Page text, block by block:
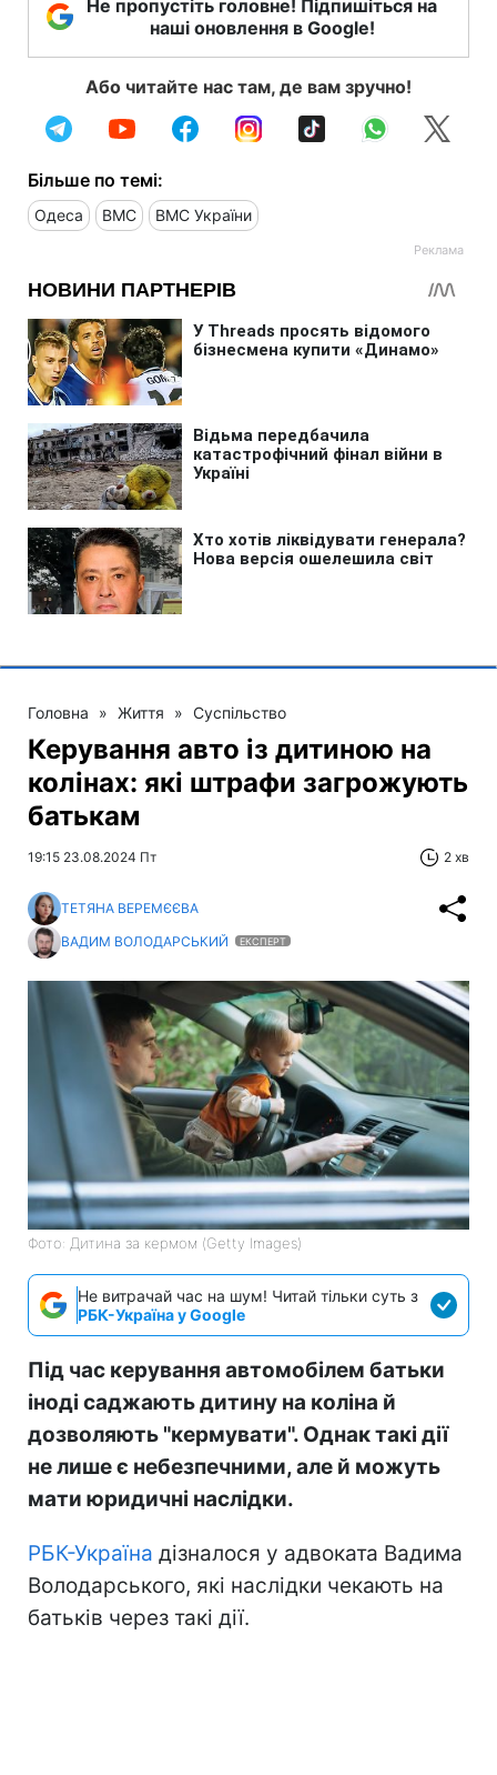
Не пропустіть головне! Підпишіться на
наші оновлення в Google!
Або читайте нас там, де вам зручно!
Більше по темі:
Одеса ВМС ВМС України
Головна » Життя » Суспільство
Керування авто із дитиною на
колінах: які штрафи загрожують
батькам
19:15 23.08.2024 Пт 2 хв
ТЕТЯНА ВЕРЕМЄЄВА
ВАДИМ ВОЛОДАРСЬКИЙ
ЕКСПЕРТ
Фото: Дитина за кермом (Getty Images)
Не витрачай час на шум! Читай тільки суть з
РБК-Україна у Google
Під час керування автомобілем батьки
іноді саджають дитину на коліна й
дозволяють "кермувати". Однак такі дії
не лише є небезпечними, але й можуть
мати юридичні наслідки.
РБК-Україна дізналося у адвоката Вадима
Володарського, які наслідки чекають на
батьків через такі дії.